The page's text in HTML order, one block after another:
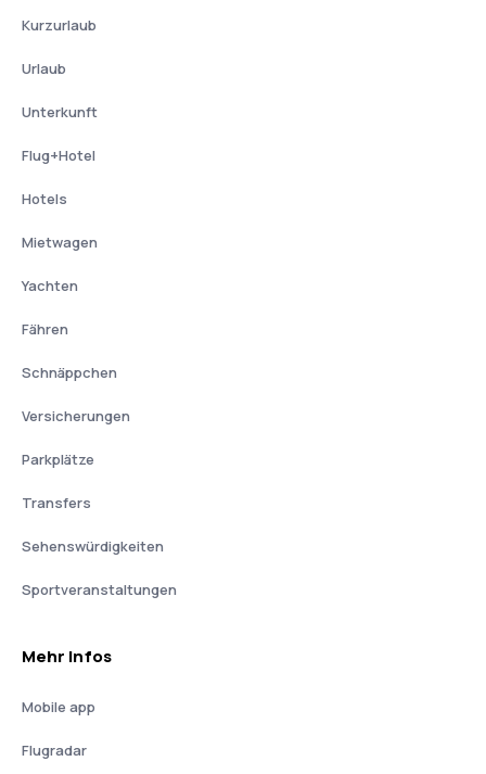
Kurzurlaub
Urlaub
Unterkunft
Flug+Hotel
Hotels
Mietwagen
Yachten
Fähren
Schnäppchen
Versicherungen
Parkplätze
Transfers
Sehenswürdigkeiten
Sportveranstaltungen
Mehr Infos
Mobile app
Flugradar